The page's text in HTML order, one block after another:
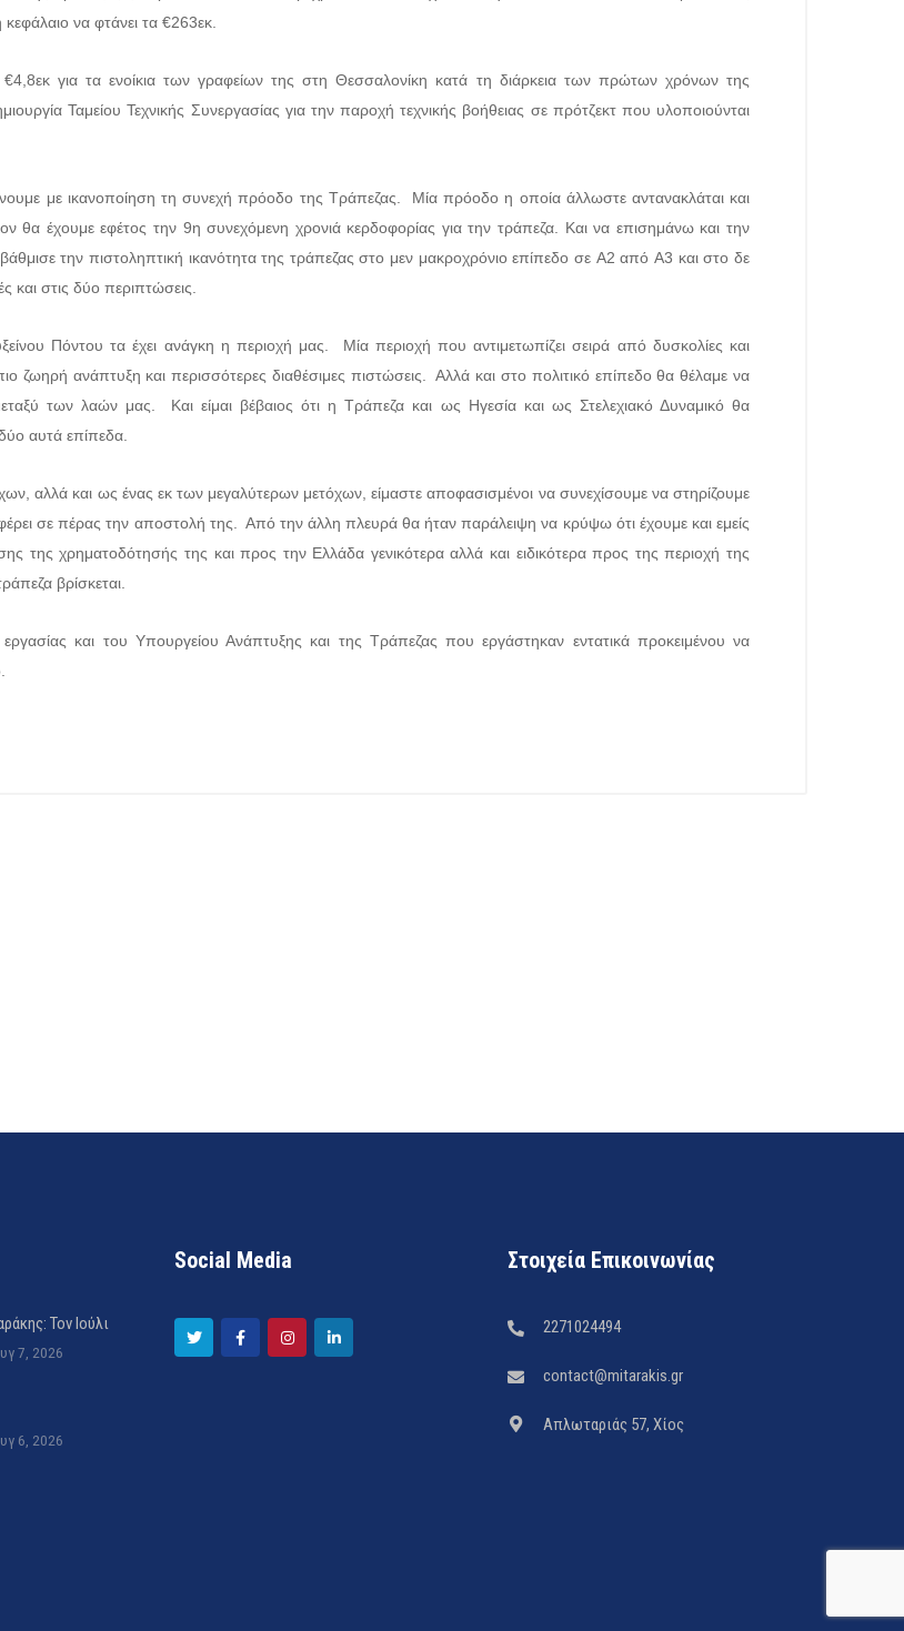
να φτάνει τα €263εκ.
για τα ενοίκια των γραφείων της στη Θεσσαλονίκη κατά τη διάρκεια των πρώτων χρόνων της
Ταμείου Τεχνικής Συνεργασίας για την παροχή τεχνικής βοήθειας σε πρότζεκτ που υλοποιούνται
με ικανοποίηση τη συνεχή πρόοδο της Τράπεζας. Μία πρόοδο η οποία άλλωστε αντανακλάται και
θα έχουμε εφέτος την 9η συνεχόμενη χρονιά κερδοφορίας για την τράπεζα . Και να επισημάνω και την
την πιστοληπτική ικανότητα της τράπεζας στο μεν μακροχρόνιο επίπεδο σε A2 από A3 και στο δε
στις δύο περιπτώσεις.
Πόντου τα έχει ανάγκη η περιοχή μας. Μία περιοχή που αντιμετωπίζει σειρά από δυσκολίες και
ζωηρή ανάπτυξη και περισσότερες διαθέσιμες πιστώσεις. Αλλά και στο πολιτικό επίπεδο θα θέλαμε να
των λαών μας. Και είμαι βέβαιος ότι η Τράπεζα και ως Ηγεσία και ως Στελεχιακό Δυναμικό θα
αυτά επίπεδα.
αλλά και ως ένας εκ των μεγαλύτερων μετόχων, είμαστε αποφασισμένοι να συνεχίσουμε να στηρίζουμε
σε πέρας την αποστολή της. Από την άλλη πλευρά θα ήταν παράλειψη να κρύψω ότι έχουμε και εμείς
της χρηματοδότησής της και προς την Ελλάδα γενικότερα αλλά και ειδικότερα προς της περιοχή της
βρίσκεται.
και του Υπουργείου Ανάπτυξης και της Τράπεζας που εργάστηκαν εντατικά προκειμένου να
Τον Ιούλι
7, 2026
6, 2026
Social Media Στοιχεία Επικοινωνίας
2271024494
contact@mitarakis.gr
Απλωταριάς 57, Χίος